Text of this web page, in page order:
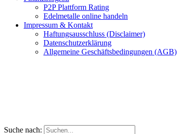
P2P Plattform Rating
Edelmetalle online handeln
Impressum & Kontakt
Haftungsausschluss (Disclaimer)
Datenschutzerklärung
Allgemeine Geschäftsbedingungen (AGB)
Suche nach: